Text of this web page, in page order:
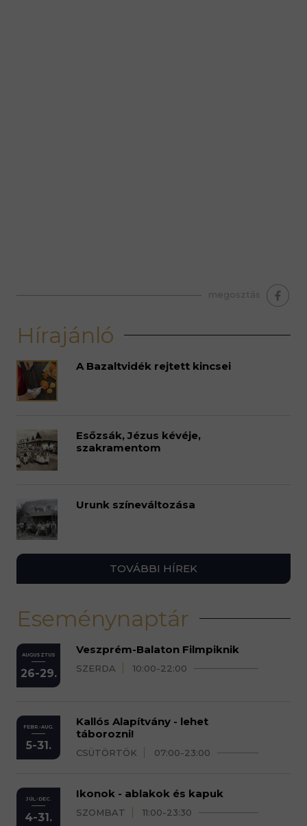
megosztás
Hírajánló
A Bazaltvidék rejtett kincsei
Esőzsák, Jézus kévéje,
szakramentom
Urunk színeváltozása
TOVÁBBI HÍREK
Eseménynaptár
AUGUSZTUS
26-29.
Veszprém-Balaton Filmpiknik
SZERDA 10:00-22:00
FEBR.-AUG.
5-31.
Kallós Alapítvány - lehet
táborozni!
CSÜTÖRTÖK 07:00-23:00
JÚL.-DEC.
4-31.
Ikonok - ablakok és kapuk
SZOMBAT 11:00-23:30